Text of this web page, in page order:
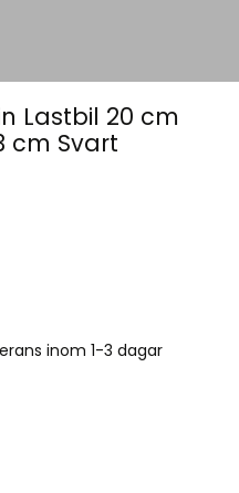
Lastbil 20 cm
cm Svart
inom 1-3 dagar